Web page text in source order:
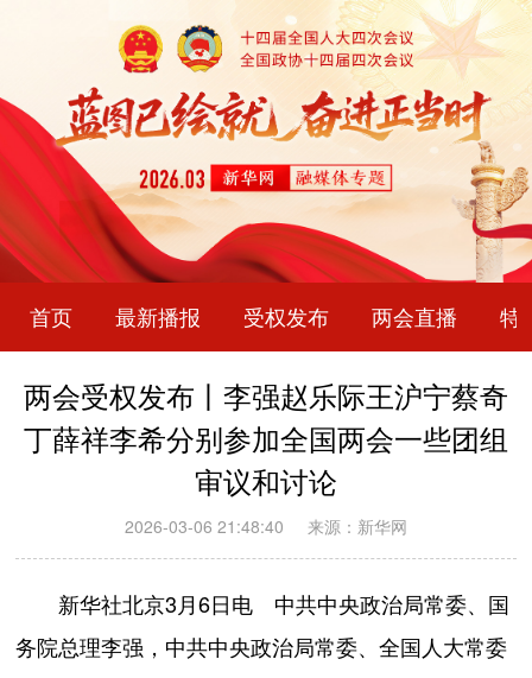
首页 最新播报 受权发布 两会直播 特
两会受权发布丨李强赵乐际王沪宁蔡奇
丁薛祥李希分别参加全国两会一些团组
审议和讨论
2026-03-06 21:48:40 来源：新华网
新华社北京3月6日电 中共中央政治局常委、国
务院总理李强，中共中央政治局常委、全国人大常委